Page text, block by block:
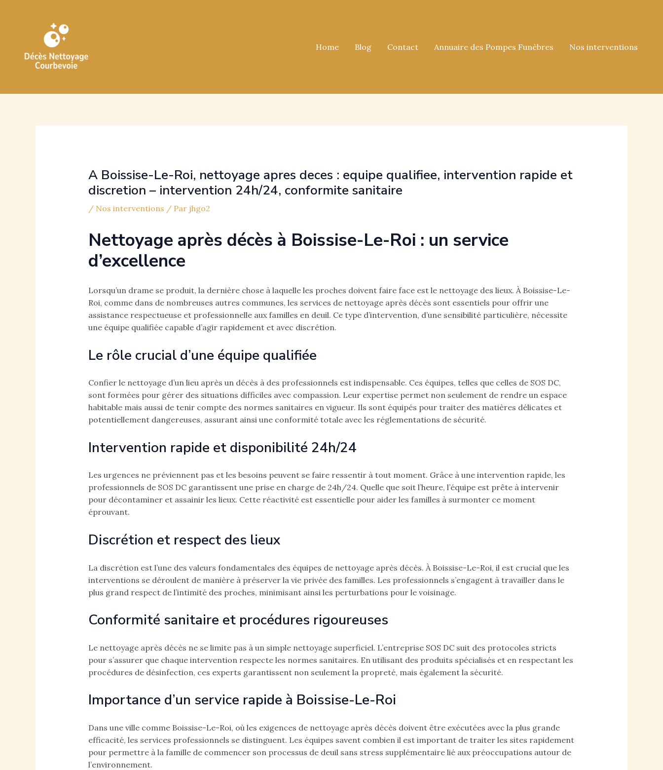
Home
Blog Contact Annuaire des Pompes Funèbres Nos interventions
A Boissise-Le-Roi, nettoyage apres deces : equipe qualifiee, intervention rapide et
discretion – intervention 24h/24, conformite sanitaire
/ Nos interventions / Par jhgo2
Nettoyage après décès à Boissise-Le-Roi : un service
d’excellence
Lorsqu’un drame se produit, la dernière chose à laquelle les proches doivent faire face est le nettoyage des lieux. À Boissise-Le-
Roi, comme dans de nombreuses autres communes, les services de nettoyage après décès sont essentiels pour offrir une
assistance respectueuse et professionnelle aux familles en deuil. Ce type d’intervention, d’une sensibilité particulière, nécessite
une équipe qualifiée capable d’agir rapidement et avec discrétion.
Le rôle crucial d’une équipe qualifiée
Confier le nettoyage d’un lieu après un décès à des professionnels est indispensable. Ces équipes, telles que celles de SOS DC,
sont formées pour gérer des situations difficiles avec compassion. Leur expertise permet non seulement de rendre un espace
habitable mais aussi de tenir compte des normes sanitaires en vigueur. Ils sont équipés pour traiter des matières délicates et
potentiellement dangereuses, assurant ainsi une conformité totale avec les réglementations de sécurité.
Intervention rapide et disponibilité 24h/24
Les urgences ne préviennent pas et les besoins peuvent se faire ressentir à tout moment. Grâce à une intervention rapide, les
professionnels de SOS DC garantissent une prise en charge de 24h/24. Quelle que soit l’heure, l’équipe est prête à intervenir
pour décontaminer et assainir les lieux. Cette réactivité est essentielle pour aider les familles à surmonter ce moment
éprouvant.
Discrétion et respect des lieux
La discrétion est l’une des valeurs fondamentales des équipes de nettoyage après décès. À Boissise-Le-Roi, il est crucial que les
interventions se déroulent de manière à préserver la vie privée des familles. Les professionnels s’engagent à travailler dans le
plus grand respect de l’intimité des proches, minimisant ainsi les perturbations pour le voisinage.
Conformité sanitaire et procédures rigoureuses
Le nettoyage après décès ne se limite pas à un simple nettoyage superficiel. L’entreprise SOS DC suit des protocoles stricts
pour s’assurer que chaque intervention respecte les normes sanitaires. En utilisant des produits spécialisés et en respectant les
procédures de désinfection, ces experts garantissent non seulement la propreté, mais également la sécurité.
Importance d’un service rapide à Boissise-Le-Roi
Dans une ville comme Boissise-Le-Roi, où les exigences de nettoyage après décès doivent être exécutées avec la plus grande
efficacité, les services professionnels se distinguent. Les équipes savent combien il est important de traiter les sites rapidement
pour permettre à la famille de commencer son processus de deuil sans stress supplémentaire lié aux préoccupations autour de
l’environnement.